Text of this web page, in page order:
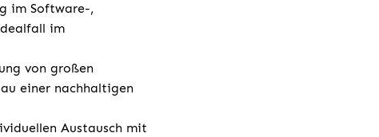
im Software-,
im
von großen
einer nachhaltigen
Austausch mit